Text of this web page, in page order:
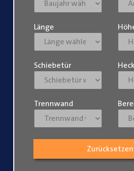
Länge
Schiebetür
Trennwand
Zurücksetzen